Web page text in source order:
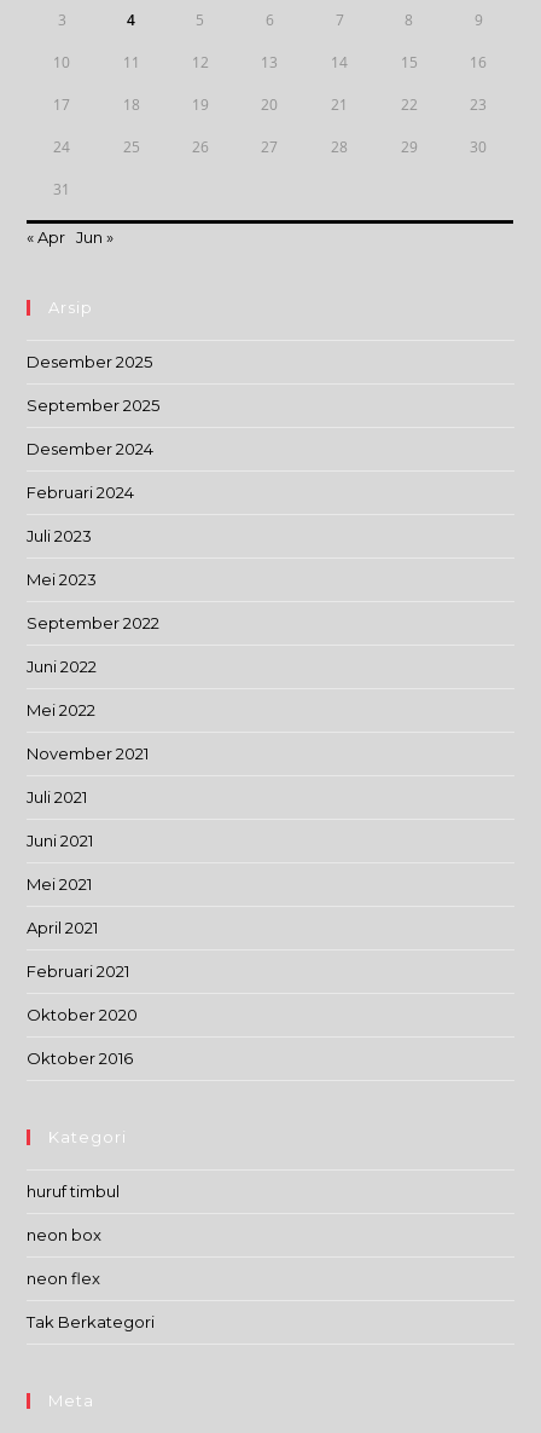
3 4 5 6 7 8 9
10 11 12 13 14 15 16
17 18 19 20 21 22 23
24 25 26 27 28 29 30
31
« Apr Jun »
Arsip
Desember 2025
September 2025
Desember 2024
Februari 2024
Juli 2023
Mei 2023
September 2022
Juni 2022
Mei 2022
November 2021
Juli 2021
Juni 2021
Mei 2021
April 2021
Februari 2021
Oktober 2020
Oktober 2016
Kategori
huruf timbul
neon box
neon flex
Tak Berkategori
Meta